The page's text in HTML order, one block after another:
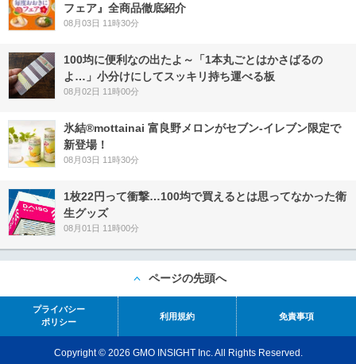
フェア』全商品徹底紹介
08月03日 11時30分
100均に便利なの出たよ～「1本丸ごとはかさばるの
よ…」小分けにしてスッキリ持ち運べる板
08月02日 11時00分
氷結®mottainai 富良野メロンがセブン‐イレブン限定で
新登場！
08月03日 11時30分
1枚22円って衝撃…100均で買えるとは思ってなかった衛
生グッズ
08月01日 11時00分
ページの先頭へ
プライバシー
ポリシー
利用規約 免責事項
Copyright © 2026 GMO INSIGHT Inc. All Rights Reserved.